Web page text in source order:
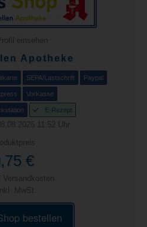
einsehen
Apotheke
SEPA/Lastschrift Paypal
Vorkasse
E-Rezept
11:52 Uhr
€
Versandkosten
MwSt.
bestellen